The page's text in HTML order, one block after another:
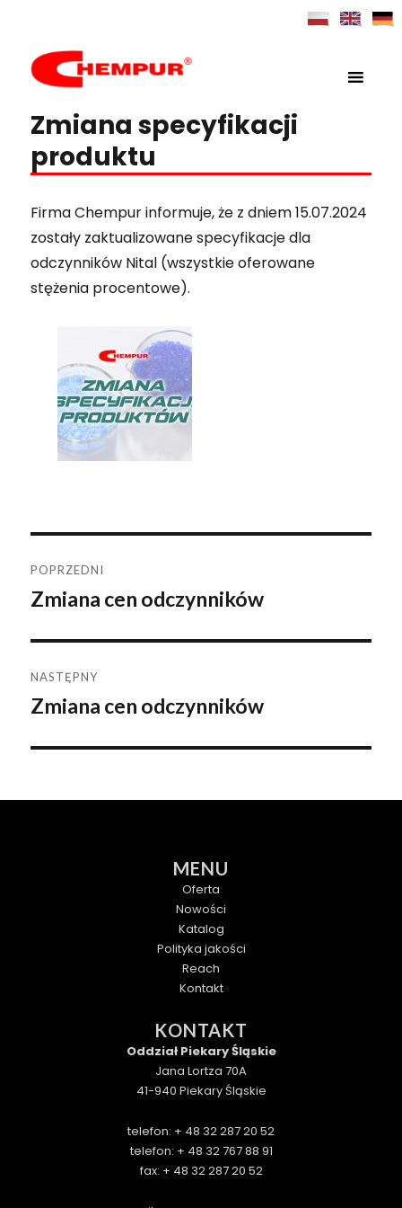
Chempur
Zmiana specyfikacji
produktu
Firma Chempur informuje, że z dniem 15.07.2024
zostały zaktualizowane specyfikacje dla
odczynników Nital (wszystkie oferowane
stężenia procentowe).
Nawigacja
wpisu
POPRZEDNI
Poprzedni
Zmiana cen odczynników
NASTĘPNY
Następny
Zmiana cen odczynników
MENU
Oferta
Nowości
Katalog
Polityka jakości
Reach
Kontakt
KONTAKT
Oddział Piekary Śląskie
Jana Lortza 70A
41-940 Piekary Śląskie
telefon: + 48 32 287 20 52
telefon: + 48 32 767 88 91
fax: + 48 32 287 20 52